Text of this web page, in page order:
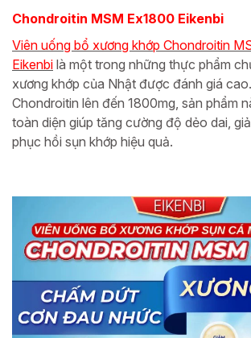
Chondroitin MSM Ex1800 Eikenbi
Viên uống bổ xương khớp Chondroitin
Eikenbi là một trong những thực phẩm
xương khớp của Nhật được đánh giá
Chondroitin lên đến 1800mg, sản phẩm
toàn diện giúp tăng cường độ dẻo dai,
phục hồi sụn khớp hiệu quả.